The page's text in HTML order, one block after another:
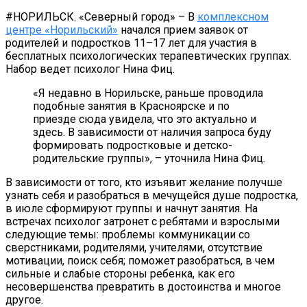
#НОРИЛЬСК. «Северный город» – В комплексном
центре «Норильский» начался прием заявок от
родителей и подростков 11–17 лет для участия в
бесплатных психологических терапевтических группах.
Набор ведет психолог Нина Фиц.
«Я недавно в Норильске, раньше проводила
подобные занятия в Красноярске и по
приезде сюда увидела, что это актуально и
здесь. В зависимости от наличия запроса буду
формировать подростковые и детско-
родительские группы», – уточнила Нина Фиц.
В зависимости от того, кто изъявит желание получше
узнать себя и разобраться в мечущейся душе подростка,
в июле сформируют группы и начнут занятия. На
встречах психолог затронет с ребятами и взрослыми
следующие темы: проблемы коммуникации со
сверстниками, родителями, учителями, отсутствие
мотивации, поиск себя; поможет разобраться, в чем
сильные и слабые стороны ребенка, как его
несовершенства превратить в достоинства и многое
другое.